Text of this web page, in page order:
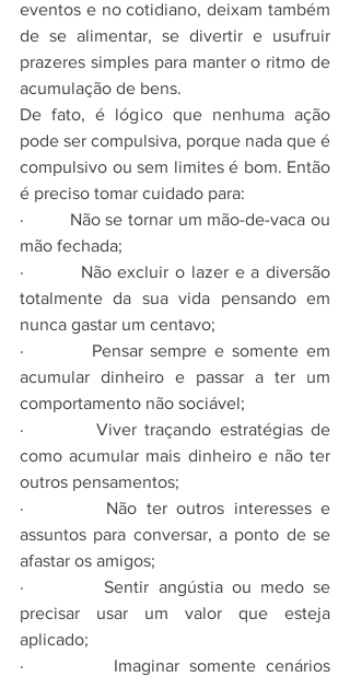
eventos e no cotidiano, deixam também
de se alimentar, se divertir e usufruir
prazeres simples para manter o ritmo de
acumulação de bens.
De fato, é lógico que nenhuma ação
pode ser compulsiva, porque nada que é
compulsivo ou sem limites é bom. Então
é preciso tomar cuidado para:
·         Não se tornar um mão-de-vaca ou
mão fechada;
·         Não excluir o lazer e a diversão
totalmente da sua vida pensando em
nunca gastar um centavo;
·         Pensar sempre e somente em
acumular dinheiro e passar a ter um
comportamento não sociável;
·         Viver traçando estratégias de
como acumular mais dinheiro e não ter
outros pensamentos;
·         Não ter outros interesses e
assuntos para conversar, a ponto de se
afastar os amigos;
·         Sentir angústia ou medo se
precisar usar um valor que esteja
aplicado;
·         Imaginar somente cenários